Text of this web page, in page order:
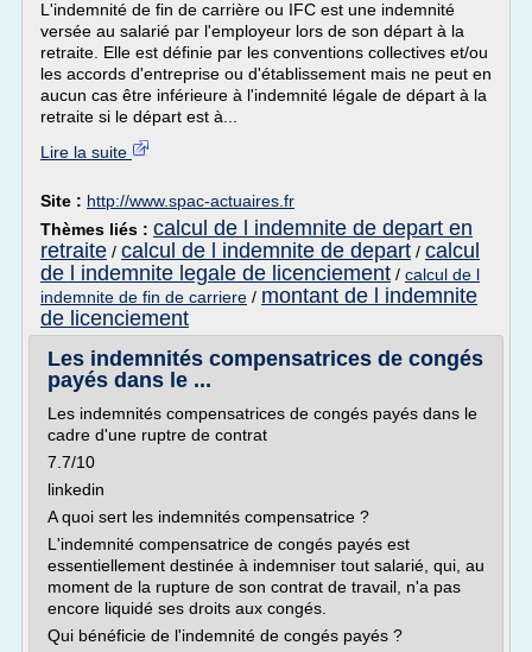
L'indemnité de fin de carrière ou IFC est une indemnité
versée au salarié par l'employeur lors de son départ à la
retraite. Elle est définie par les conventions collectives et/ou
les accords d'entreprise ou d'établissement mais ne peut en
aucun cas être inférieure à l'indemnité légale de départ à la
retraite si le départ est à...
Lire la suite
Site : http://www.spac-actuaires.fr
Thèmes liés : calcul de l indemnite de depart en
retraite / calcul de l indemnite de depart / calcul
de l indemnite legale de licenciement / calcul de l
indemnite de fin de carriere / montant de l indemnite
de licenciement
Les indemnités compensatrices de congés
payés dans le ...
Les indemnités compensatrices de congés payés dans le
cadre d'une ruptre de contrat
7.7/10
linkedin
A quoi sert les indemnités compensatrice ?
L'indemnité compensatrice de congés payés est
essentiellement destinée à indemniser tout salarié, qui, au
moment de la rupture de son contrat de travail, n'a pas
encore liquidé ses droits aux congés.
Qui bénéficie de l'indemnité de congés payés ?